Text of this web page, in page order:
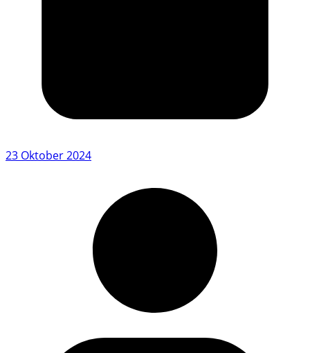
23 Oktober 2024